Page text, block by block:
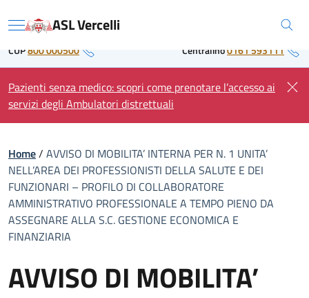
to Regione Piemonte
Menu ASL Vercelli
CUP800 000500 Centralino0161 593111
Pazienti senza medico: scopri come prenotare l’accesso ai
servizi degli Ambulatori distrettuali
Home/ AVVISO DI MOBILITA’ INTERNA PER N. 1 UNITA’
NELL’AREA DEI PROFESSIONISTI DELLA SALUTE E DEI
FUNZIONARI – PROFILO DI COLLABORATORE
AMMINISTRATIVO PROFESSIONALE A TEMPO PIENO DA
ASSEGNARE ALLA S.C. GESTIONE ECONOMICA E
FINANZIARIA
AVVISO DI MOBILITA’